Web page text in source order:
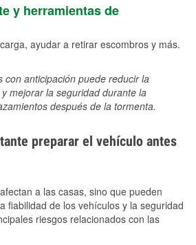
y herramientas de
ayudar a retirar escombros y más.
con anticipación puede reducir la
mejorar la seguridad durante la
después de la tormenta.
preparar el vehículo antes
a las casas, sino que pueden
fiabilidad de los vehículos y la seguridad
riesgos relacionados con las